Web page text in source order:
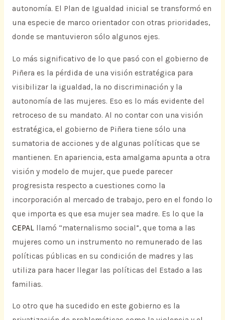
autonomía. El Plan de Igualdad inicial se transformó en
una especie de marco orientador con otras prioridades,
donde se mantuvieron sólo algunos ejes.
Lo más significativo de lo que pasó con el gobierno de
Piñera es la pérdida de una visión estratégica para
visibilizar la igualdad, la no discriminación y la
autonomía de las mujeres. Eso es lo más evidente del
retroceso de su mandato. Al no contar con una visión
estratégica, el gobierno de Piñera tiene sólo una
sumatoria de acciones y de algunas políticas que se
mantienen. En apariencia, esta amalgama apunta a otra
visión y modelo de mujer, que puede parecer
progresista respecto a cuestiones como la
incorporación al mercado de trabajo, pero en el fondo lo
que importa es que esa mujer sea madre. Es lo que la
CEPALllamó “maternalismo social”, que toma a las
mujeres como un instrumento no remunerado de las
políticas públicas en su condición de madres y las
utiliza para hacer llegar las políticas del Estado a las
familias.
Lo otro que ha sucedido en este gobierno es la